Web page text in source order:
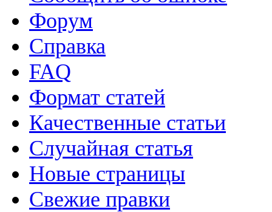
Форум
Справка
FAQ
Формат статей
Качественные статьи
Случайная статья
Новые страницы
Свежие правки